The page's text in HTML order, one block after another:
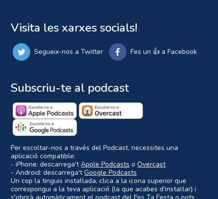
Visita les xarxes socials!
Segueix-nos a Twitter Fes un 👍 a Facebook
Subscriu-te al podcast
Per escoltar-nos a través del Podcast, necessites una
aplicació compatible:
- iPhone: descarrega'tApple Podcasts oOvercast
- Android: descarrega'tGoogle Podcasts
Un cop la tinguis instal·lada, clica a la icona superior que
correspongui a la teva aplicació (la que acabes d'instal·lar) i